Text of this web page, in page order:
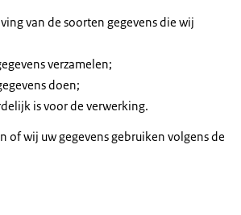
van de soorten gegevens die wij
verzamelen;
doen;
is voor de verwerking.
of wij uw gegevens gebruiken volgens de